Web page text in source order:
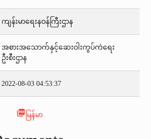
ကျန်းမာရေးနဝန်ကြီးဌာန
အစားအသောက်နှင့်ဆေးဝါးကွပ်ကဲရေး
ဦးစီးဌာန
2022-08-03 04:53:37
picture_as_pdf မြန်မာ